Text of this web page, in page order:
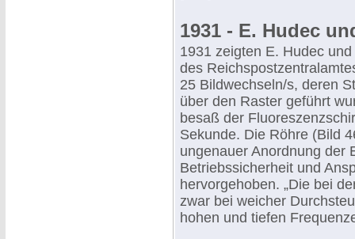
1931 - E. Hudec
1931 zeigten E. Hudec
des
25 Bildwechseln/s, deren
über den Raster geführt
besaß der
Sekunde. Die Röhre (Bild
ungenauer Anordnung der
Betriebssicherheit und
hervorgehoben. „Die bei
zwar bei weicher
hohen und tiefen